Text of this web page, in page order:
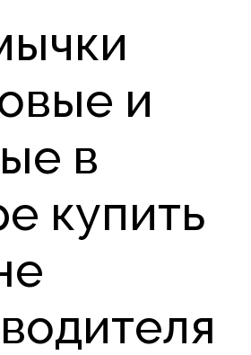
и
в
купить